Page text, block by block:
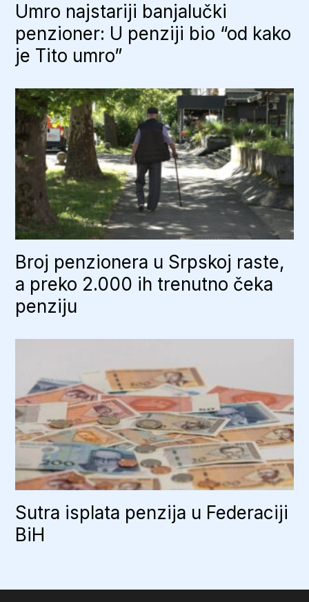
Umro najstariji banjalučki
penzioner: U penziji bio “od kako
je Tito umro”
Broj penzionera u Srpskoj raste,
a preko 2.000 ih trenutno čeka
penziju
Sutra isplata penzija u Federaciji
BiH